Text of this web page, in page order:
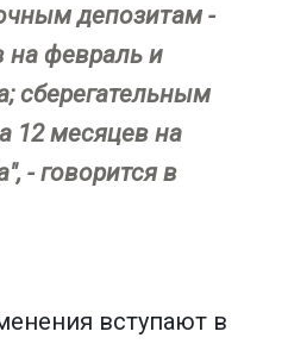
депозитам -
на февраль и
сберегательным
12 месяцев на
- говорится в
вступают в